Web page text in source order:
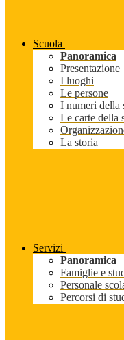
Scuola
Panoramica
Presentazione
I luoghi
Le persone
I numeri della
Le carte della
La storia
Servizi
Panoramica
Famiglie e
Personale
Percorsi di